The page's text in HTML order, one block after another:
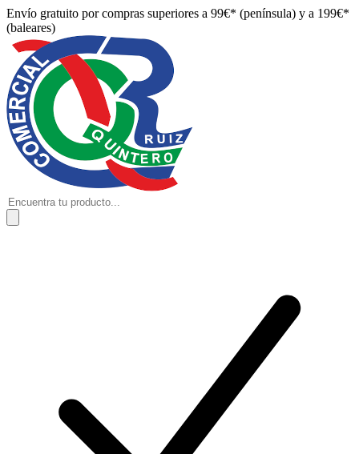
Envío gratuito por compras superiores a 99€* (península) y a 199€*
(baleares)